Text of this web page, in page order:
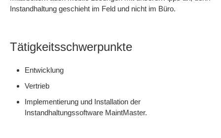
Instandhaltung geschieht im Feld und nicht im Büro.
Tätigkeitsschwerpunkte
Entwicklung
Vertrieb
Implementierung und Installation der
Instandhaltungssoftware MaintMaster.